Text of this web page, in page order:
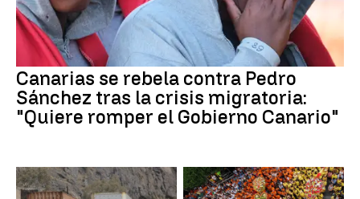
Canarias se rebela contra Pedro
Sánchez tras la crisis migratoria:
"Quiere romper el Gobierno Canario"